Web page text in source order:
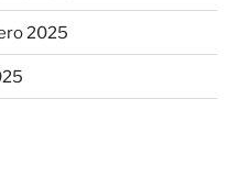
2025